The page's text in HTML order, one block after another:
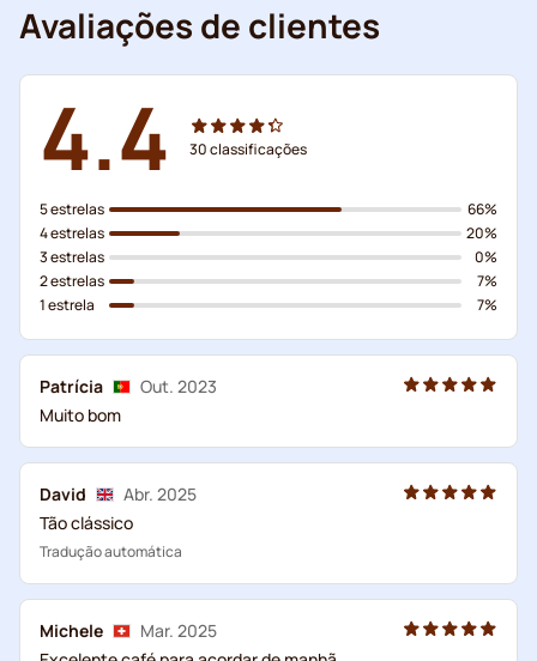
Avaliações de clientes
4.4 30classificações
5 estrelas
4 estrelas
3 estrelas
2 estrelas
1 estrela
66%
20%
0%
7%
7%
Patrícia
Out. 2023
Muito bom
David
Abr. 2025
Tão clássico
Tradução automática
Michele
Mar. 2025